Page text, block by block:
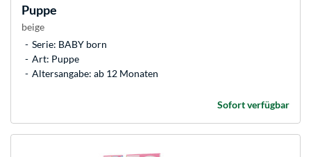
Puppe
beige
Serie: BABY born
Art: Puppe
Altersangabe: ab 12 Monaten
Sofort verfügbar